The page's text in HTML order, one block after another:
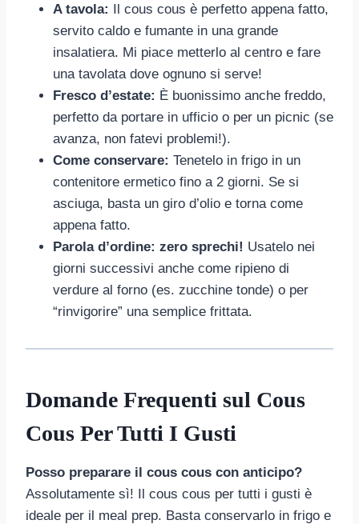
A tavola: Il cous cous è perfetto appena fatto,
servito caldo e fumante in una grande
insalatiera. Mi piace metterlo al centro e fare
una tavolata dove ognuno si serve!
Fresco d’estate: È buonissimo anche freddo,
perfetto da portare in ufficio o per un picnic (se
avanza, non fatevi problemi!).
Come conservare: Tenetelo in frigo in un
contenitore ermetico fino a 2 giorni. Se si
asciuga, basta un giro d’olio e torna come
appena fatto.
Parola d’ordine: zero sprechi! Usatelo nei
giorni successivi anche come ripieno di
verdure al forno (es. zucchine tonde) o per
“rinvigorire” una semplice frittata.
Domande Frequenti sul Cous
Cous Per Tutti I Gusti
Posso preparare il cous cous con anticipo?
Assolutamente sì! Il cous cous per tutti i gusti è
ideale per il meal prep. Basta conservarlo in frigo e